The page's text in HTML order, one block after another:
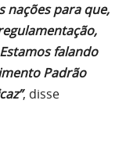
nações para que,
falando
Padrão
, disse